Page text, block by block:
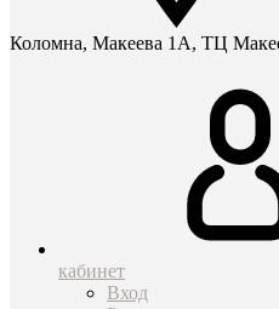
Коломна, Макеева 1А, ТЦ
кабинет
Вход